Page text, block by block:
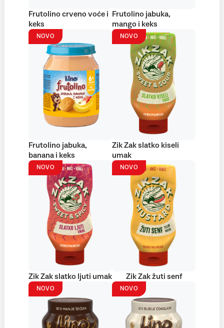
Frutolino crveno voće i
keks
Frutolino jabuka,
mango i keks
NOVO
Frutolino jabuka,
banana i keks
NOVO
Zik Zak slatko kiseli
umak
NOVO
Zik Zak slatko ljuti umak
NOVO
Zik Zak žuti senf
NOVO NOVO